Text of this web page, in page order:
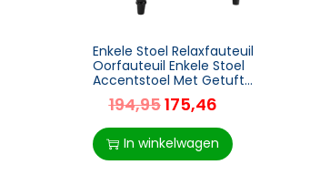
Enkele Stoel Relaxfauteuil
Oorfauteuil Enkele Stoel
Accentstoel Met Getufte
Houten Poten Polyester
Bruin 74 X 86 X 102 Cm
194,95175,46
In winkelwagen